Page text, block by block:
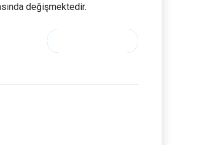
değişmektedir.